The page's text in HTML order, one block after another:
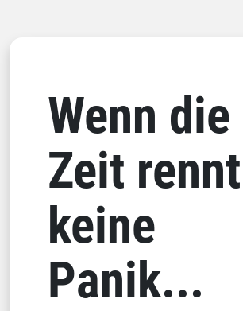
Wenn die
Zeit rennt
keine
Panik...